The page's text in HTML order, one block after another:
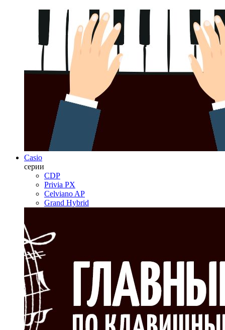
Casio
серии
CDP
Privia PX
Celviano AP
Grand Hybrid